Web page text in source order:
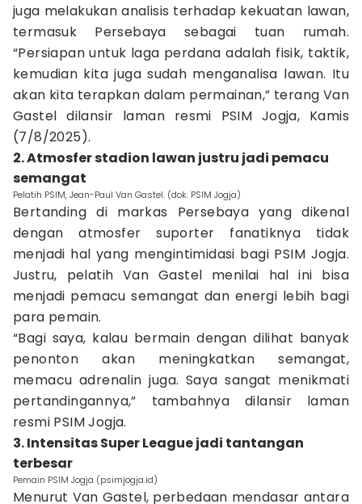
juga melakukan analisis terhadap kekuatan lawan,
termasuk Persebaya sebagai tuan rumah.
“Persiapan untuk laga perdana adalah fisik, taktik,
kemudian kita juga sudah menganalisa lawan. Itu
akan kita terapkan dalam permainan,” terang Van
Gastel dilansir laman resmi PSIM Jogja, Kamis
(7/8/2025).
2. Atmosfer stadion lawan justru jadi pemacu
semangat
Pelatih PSIM, Jean-Paul Van Gastel. (dok. PSIM Jogja)
Bertanding di markas Persebaya yang dikenal
dengan atmosfer suporter fanatiknya tidak
menjadi hal yang mengintimidasi bagi PSIM Jogja.
Justru, pelatih Van Gastel menilai hal ini bisa
menjadi pemacu semangat dan energi lebih bagi
para pemain.
“Bagi saya, kalau bermain dengan dilihat banyak
penonton akan meningkatkan semangat,
memacu adrenalin juga. Saya sangat menikmati
pertandingannya,” tambahnya dilansir laman
resmi PSIM Jogja.
3. Intensitas Super League jadi tantangan
terbesar
Pemain PSIM Jogja (psimjogja.id)
Menurut Van Gastel, perbedaan mendasar antara